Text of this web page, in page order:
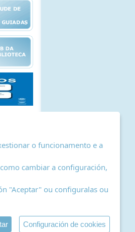
o funcionamento e a
cambiar a configuración,
"Aceptar" ou configuralas ou
Configuración de cookies